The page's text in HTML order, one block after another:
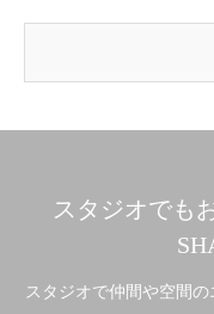
スタジオでも
スタジオで仲間や空間